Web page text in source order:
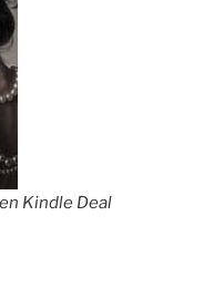
Kindle Deal